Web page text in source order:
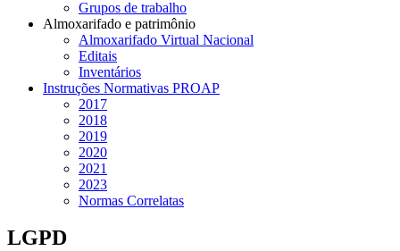
Grupos de trabalho
Almoxarifado e patrimônio
Almoxarifado Virtual Nacional
Editais
Inventários
Instruções Normativas PROAP
2017
2018
2019
2020
2021
2023
Normas Correlatas
LGPD